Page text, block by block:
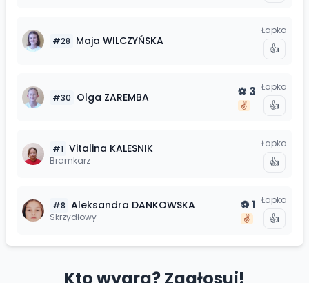
#28 Maja WILCZYŃSKA
Łapka
👍
#30 Olga ZAREMBA ⚽ 3
✌️
Łapka
👍
#1 Vitalina KALESNIK
Bramkarz
Łapka
👍
#8 Aleksandra DANKOWSKA
Skrzydłowy
⚽ 1
✌️
Łapka
👍